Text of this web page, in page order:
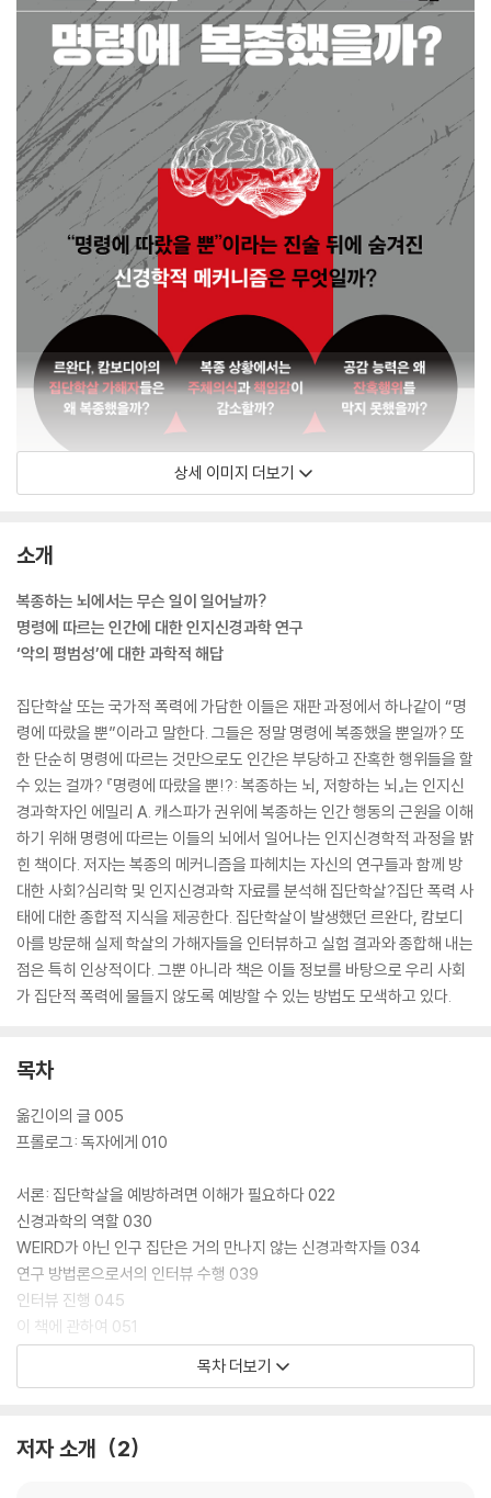
상세 이미지 더보기
소개
복종하는 뇌에서는 무슨 일이 일어날까?
명령에 따르는 인간에 대한 인지신경과학 연구
‘악의 평범성’에 대한 과학적 해답
집단학살 또는 국가적 폭력에 가담한 이들은 재판 과정에서 하나같이 “명
령에 따랐을 뿐”이라고 말한다. 그들은 정말 명령에 복종했을 뿐일까? 또
한 단순히 명령에 따르는 것만으로도 인간은 부당하고 잔혹한 행위들을 할
수 있는 걸까? 『명령에 따랐을 뿐!?: 복종하는 뇌, 저항하는 뇌』는 인지신
경과학자인 에밀리 A. 캐스파가 권위에 복종하는 인간 행동의 근원을 이해
하기 위해 명령에 따르는 이들의 뇌에서 일어나는 인지신경학적 과정을 밝
힌 책이다. 저자는 복종의 메커니즘을 파헤치는 자신의 연구들과 함께 방
대한 사회?심리학 및 인지신경과학 자료를 분석해 집단학살?집단 폭력 사
태에 대한 종합적 지식을 제공한다. 집단학살이 발생했던 르완다, 캄보디
아를 방문해 실제 학살의 가해자들을 인터뷰하고 실험 결과와 종합해 내는
점은 특히 인상적이다. 그뿐 아니라 책은 이들 정보를 바탕으로 우리 사회
가 집단적 폭력에 물들지 않도록 예방할 수 있는 방법도 모색하고 있다.
목차
옮긴이의 글 005
프롤로그: 독자에게 010
서론: 집단학살을 예방하려면 이해가 필요하다 022
신경과학의 역할 030
WEIRD가 아닌 인구 집단은 거의 만나지 않는 신경과학자들 034
연구 방법론으로서의 인터뷰 수행 039
인터뷰 진행 045
이 책에 관하여 051
단 하나의 생명도 중요하다 059
르완다와 캄보디아에서의 인터뷰 수행의 어려움 068
목차 더보기
저자 소개 2